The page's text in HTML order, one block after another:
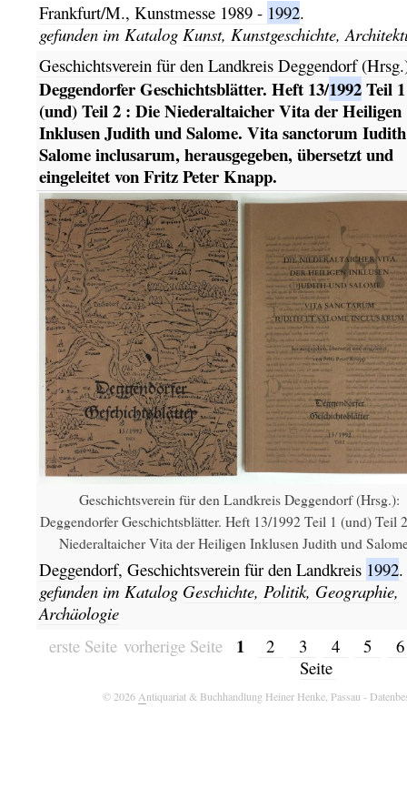
Frankfurt/M., Kunstmesse 1989 - 1992.
gefunden im Katalog Kunst, Kunstgeschichte,
Geschichtsverein für den Landkreis Deggendorf
Deggendorfer Geschichtsblätter. Heft 13/1992Teil 1
(und) Teil 2 : Die Niederaltaicher Vita der Heiligen
Inklusen Judith und Salome. Vita sanctorum
Salome inclusarum, herausgegeben, übersetzt und
eingeleitet von Fritz Peter Knapp.
Geschichtsverein für den Landkreis Deggendorf (Hrsg.):
Deggendorfer Geschichtsblätter. Heft 13/1992 Teil 1 (und) Teil
Niederaltaicher Vita der Heiligen Inklusen Judith und
Deggendorf, Geschichtsverein für den Landkreis 1992.
gefunden im Katalog Geschichte, Politik, Geographie,
Archäologie
erste Seite vorherige Seite 1 2 3 4 5
Seite
© 2026 Antiquariat & Buchhandlung Heiner Henke, Passau -